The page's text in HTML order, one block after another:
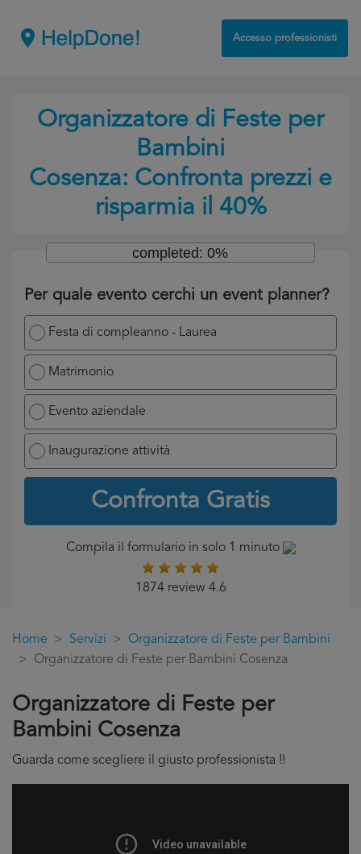
Accesso professionisti
Organizzatore di Feste per
Bambini
Cosenza: Confronta prezzi e
risparmia il 40%
Per quale evento cerchi un event planner?
Festa di compleanno - Laurea
Matrimonio
Evento aziendale
Inaugurazione attività
Confronta Gratis
completed: 0%
Compila il formulario in solo 1 minuto
1874 review 4.6
Home Servizi
Organizzatore di Feste per Bambini
Organizzatore di Feste per Bambini Cosenza
Organizzatore di Feste per
Bambini Cosenza
Guarda come scegliere il giusto professionista !!